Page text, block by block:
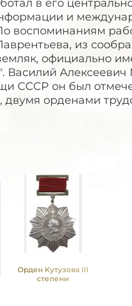
в его
и
воспоминаниям
из
официально
Алексеевич
СССР он был
орденами
Орден Кутузова III
степени